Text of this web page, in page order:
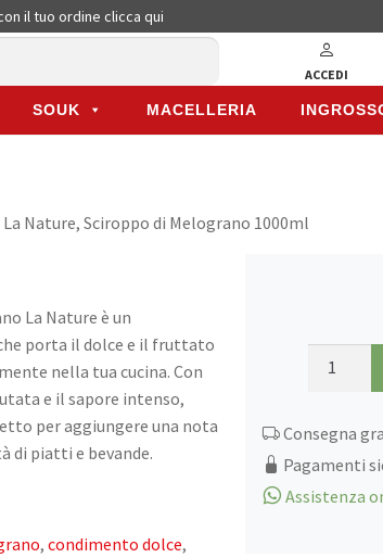
il tuo ordine clicca qui
ACCEDI
SOUK MACELLERIA
La Nature, Sciroppo di Melograno 1000ml
di
1000ml
Consegna
Pagamenti
Assistenza
La Nature è un
porta il dolce e il fruttato
nella tua cucina. Con
e il sapore intenso,
per aggiungere una nota
di piatti e bevande.
, condimento dolce,